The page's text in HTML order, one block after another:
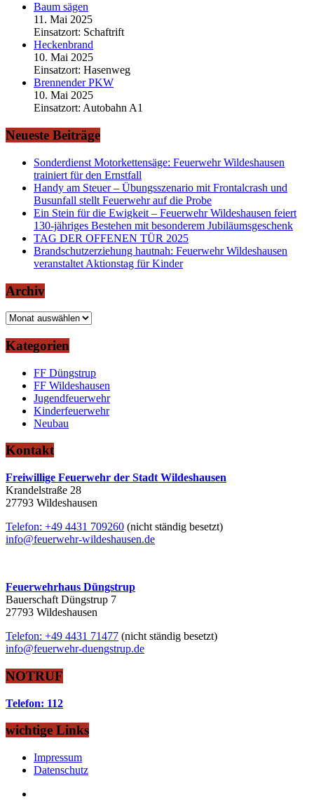
Baum sägen
11. Mai 2025
Einsatzort: Schaftrift
Heckenbrand
10. Mai 2025
Einsatzort: Hasenweg
Brennender PKW
10. Mai 2025
Einsatzort: Autobahn A1
Neueste Beiträge
Sonderdienst Motorkettensäge: Feuerwehr Wildeshausen
trainiert für den Ernstfall
Handy am Steuer – Übungsszenario mit Frontalcrash und
Busunfall stellt Feuerwehr auf die Probe
Ein Stein für die Ewigkeit – Feuerwehr Wildeshausen feiert
130-jähriges Bestehen mit besonderem Jubiläumsgeschenk
TAG DER OFFENEN TÜR 2025
Brandschutzerziehung hautnah: Feuerwehr Wildeshausen
veranstaltet Aktionstag für Kinder
Archiv
Archiv
Kategorien
FF Düngstrup
FF Wildeshausen
Jugendfeuerwehr
Kinderfeuerwehr
Neubau
Kontakt
Freiwillige Feuerwehr der Stadt Wildeshausen
Krandelstraße 28
27793 Wildeshausen
Telefon: +49 4431 709260 (nicht ständig besetzt)
info@feuerwehr-wildeshausen.de
Feuerwehrhaus Düngstrup
Bauerschaft Düngstrup 7
27793 Wildeshausen
Telefon: +49 4431 71477 (nicht ständig besetzt)
info@feuerwehr-duengstrup.de
NOTRUF
Telefon: 112
wichtige Links
Impressum
Datenschutz